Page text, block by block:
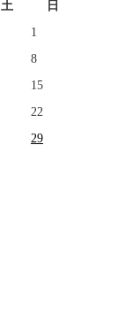
土
日
1
8
15
22
29